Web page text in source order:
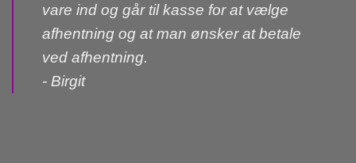
vare ind og går til kasse for at vælge
afhentning og at man ønsker at betale
ved afhentning.
- Birgit